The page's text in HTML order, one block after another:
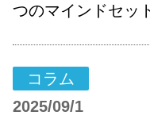
つのマインドセッ
コラム
2025/09/1